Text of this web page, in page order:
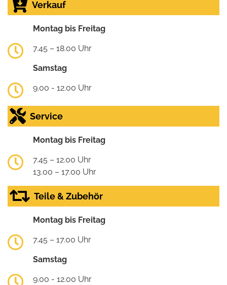
Verkauf
Montag bis Freitag
7.45 – 18.00 Uhr
Samstag
9.00 - 12.00 Uhr
Service
Montag bis Freitag
7.45 – 12.00 Uhr
13.00 – 17.00 Uhr
Teile & Zubehör
Montag bis Freitag
7.45 – 17.00 Uhr
Samstag
9.00 - 12.00 Uhr